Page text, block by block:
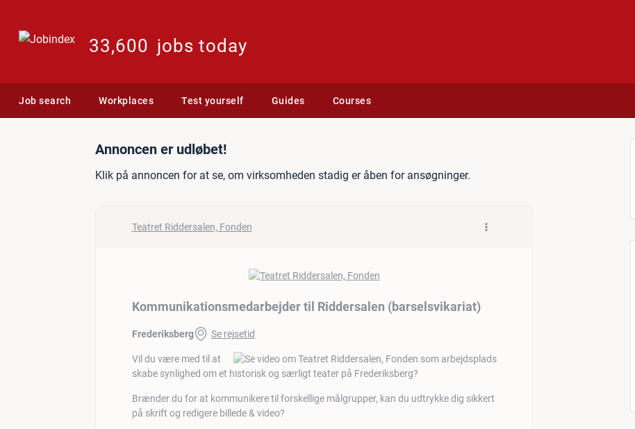
33,600 jobs today
Job search Workplaces Test yourself Guides Courses
Jobannonce: Kommunikationsmedarbejder til
Annoncen er udløbet!
Klik på annoncen for at se, om virksomheden stadig er åben for ansøgninger.
Teatret Riddersalen, Fonden
Kommunikationsmedarbejder til Riddersalen (barselsvikariat)
Frederiksberg Se rejsetid
Vil du være med til at
skabe synlighed om et historisk og særligt teater på Frederiksberg?
Brænder du for at kommunikere til forskellige målgrupper, kan du udtrykke dig sikkert
på skrift og redigere billede & video?